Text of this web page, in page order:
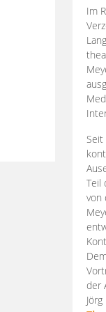
Im
Teil
von
der